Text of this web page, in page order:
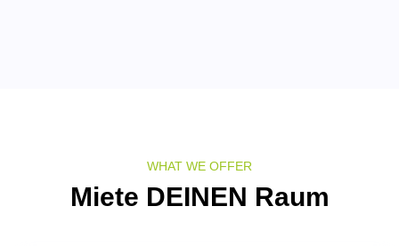
WHAT WE OFFER
Miete DEINEN Raum